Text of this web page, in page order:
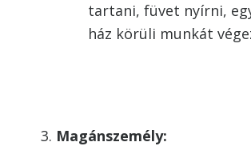
tartani, füvet nyírni,
ház körüli munkát
Magánszemély: